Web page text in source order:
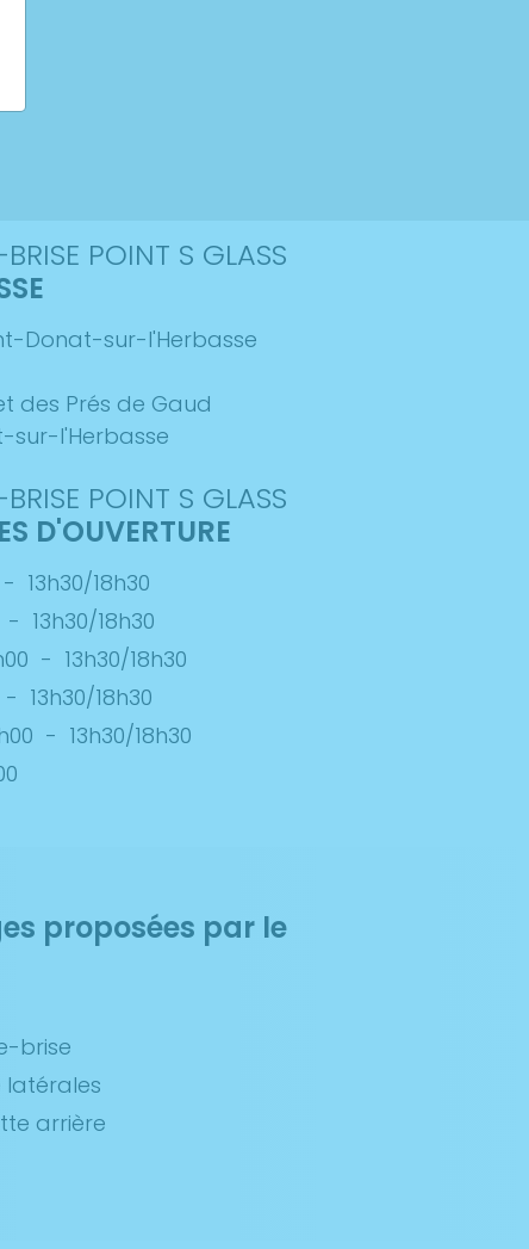
POINT S GLASS
Donat-sur-l'Herbasse
des Prés de Gaud
sur-l'Herbasse
POINT S GLASS
D'OUVERTURE
- 13h30/18h30
- 13h30/18h30
- 13h30/18h30
- 13h30/18h30
- 13h30/18h30
proposées par le
brise
latérales
arrière